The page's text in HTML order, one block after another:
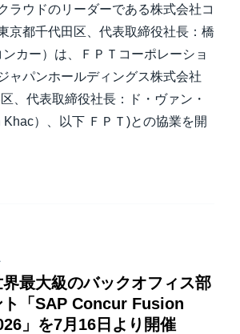
ラウドのリーダーである株式会社コ
京都千代田区、代表取締役社長：橋
カー）は、ＦＰＴコーポレーショ
ャパンホールディングス株式会社
、代表取締役社長：ド・ヴァン・
Khac）、以下 ＦＰＴ)との協業を開
最大級のバックオフィス部
ト「SAP Concur Fusion
」を7月16日より開催